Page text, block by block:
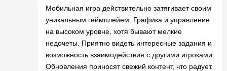
Мобильная игра действительно затягивает своим
уникальным геймплейем. Графика и управление
на высоком уровне, хотя бывают мелкие
недочеты. Приятно видеть интересные задания и
возможность взаимодействия с другими игроками.
Обновления приносят свежий контент, что радует.